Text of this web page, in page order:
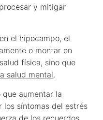
y mitigar
el hipocampo, el
o montar en
física, sino que
salud mental.
aumentar la
los síntomas del estrés
de los recuerdos